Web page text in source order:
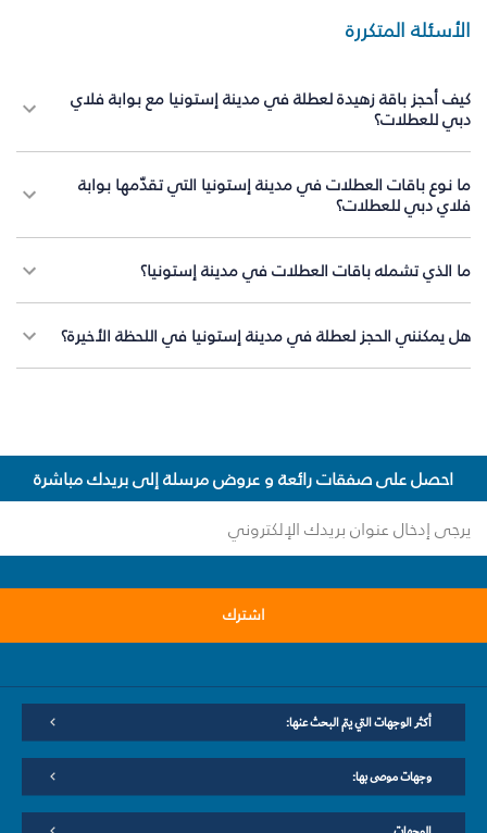
الأسئلة المتكررة
كيف أحجز باقة زهيدة لعطلة في مدينة إستونيا مع بوابة فلاي
دبي للعطلات؟
ما نوع باقات العطلات في مدينة إستونيا التي تقدّمها بوابة
فلاي دبي للعطلات؟
ما الذي تشمله باقات العطلات في مدينة إستونيا؟
هل يمكنني الحجز لعطلة في مدينة إستونيا في اللحظة الأخيرة؟
احصل على صفقات رائعة و عروض مرسلة إلى بريدك مباشرة
اشترك
أكثر الوجهات التي يتم البحث عنها:
وجهات موصى بها: